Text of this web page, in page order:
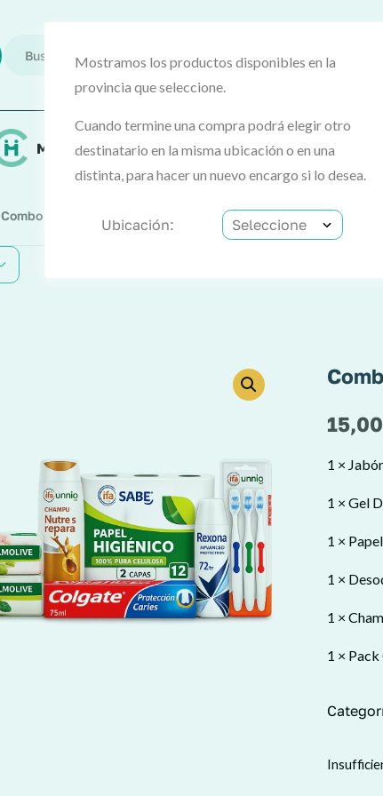
Mostramos los productos disponibles en la
provincia que seleccione.
Cuando termine una compra podrá elegir otro
destinatario en la misma ubicación o en una
distinta, para hacer un nuevo encargo si lo desea.
Ubicación:
MercoCash Preguntas frecuentes
Combo De Aseo Básico
15,00
1 ×
1 × Gel
1 ×
1 ×
1 ×
1 ×